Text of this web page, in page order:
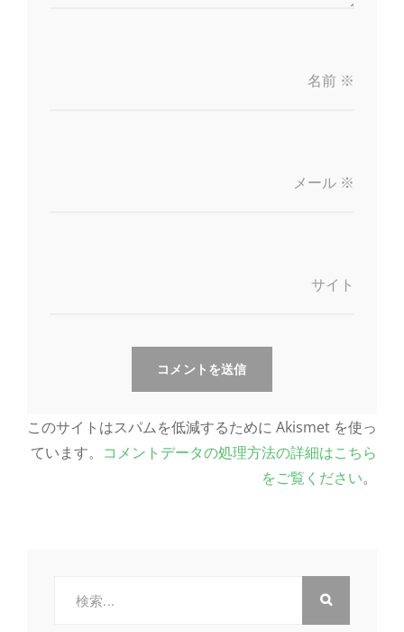
名前 ※
メール ※
サイト
このサイトはスパムを低減するために Akismet を使っ
ています。 コメントデータの処理方法の詳細はこちら
をご覧ください。